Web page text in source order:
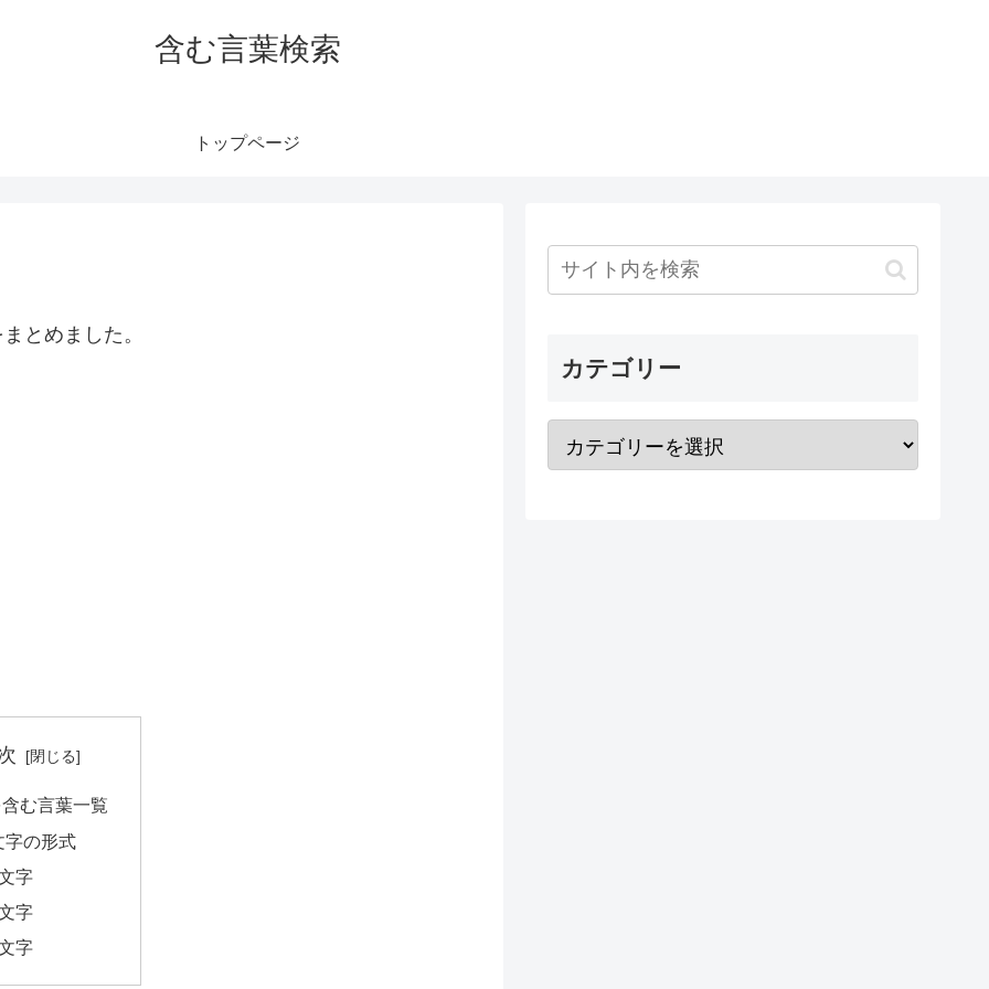
含む言葉検索
トップページ
とめました。
む言葉一覧
字の形式
字
字
字
カテゴリー